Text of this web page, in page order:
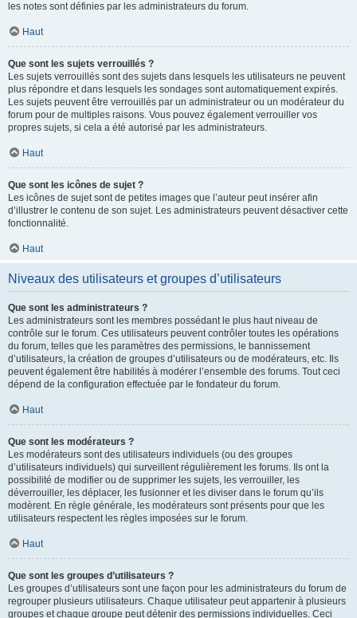
les notes sont définies par les administrateurs du forum.
Haut
Que sont les sujets verrouillés ?
Les sujets verrouillés sont des sujets dans lesquels les utilisateurs ne peuvent
plus répondre et dans lesquels les sondages sont automatiquement expirés.
Les sujets peuvent être verrouillés par un administrateur ou un modérateur du
forum pour de multiples raisons. Vous pouvez également verrouiller vos
propres sujets, si cela a été autorisé par les administrateurs.
Haut
Que sont les icônes de sujet ?
Les icônes de sujet sont de petites images que l’auteur peut insérer afin
d’illustrer le contenu de son sujet. Les administrateurs peuvent désactiver cette
fonctionnalité.
Haut
Niveaux des utilisateurs et groupes d’utilisateurs
Que sont les administrateurs ?
Les administrateurs sont les membres possédant le plus haut niveau de
contrôle sur le forum. Ces utilisateurs peuvent contrôler toutes les opérations
du forum, telles que les paramètres des permissions, le bannissement
d’utilisateurs, la création de groupes d’utilisateurs ou de modérateurs, etc. Ils
peuvent également être habilités à modérer l’ensemble des forums. Tout ceci
dépend de la configuration effectuée par le fondateur du forum.
Haut
Que sont les modérateurs ?
Les modérateurs sont des utilisateurs individuels (ou des groupes
d’utilisateurs individuels) qui surveillent régulièrement les forums. Ils ont la
possibilité de modifier ou de supprimer les sujets, les verrouiller, les
déverrouiller, les déplacer, les fusionner et les diviser dans le forum qu’ils
modèrent. En règle générale, les modérateurs sont présents pour que les
utilisateurs respectent les règles imposées sur le forum.
Haut
Que sont les groupes d’utilisateurs ?
Les groupes d’utilisateurs sont une façon pour les administrateurs du forum de
regrouper plusieurs utilisateurs. Chaque utilisateur peut appartenir à plusieurs
groupes et chaque groupe peut détenir des permissions individuelles. Ceci